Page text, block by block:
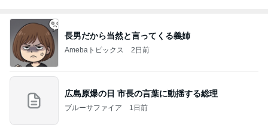
長男だから当然と言ってくる義姉
Amebaトピックス 2日前
広島原爆の日 市長の言葉に動揺する総理
ブルーサファイア 1日前